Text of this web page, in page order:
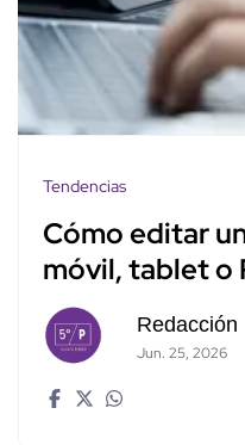
Tendencias
Cómo editar
móvil, tablet o
Redacción
Jun. 25, 2026